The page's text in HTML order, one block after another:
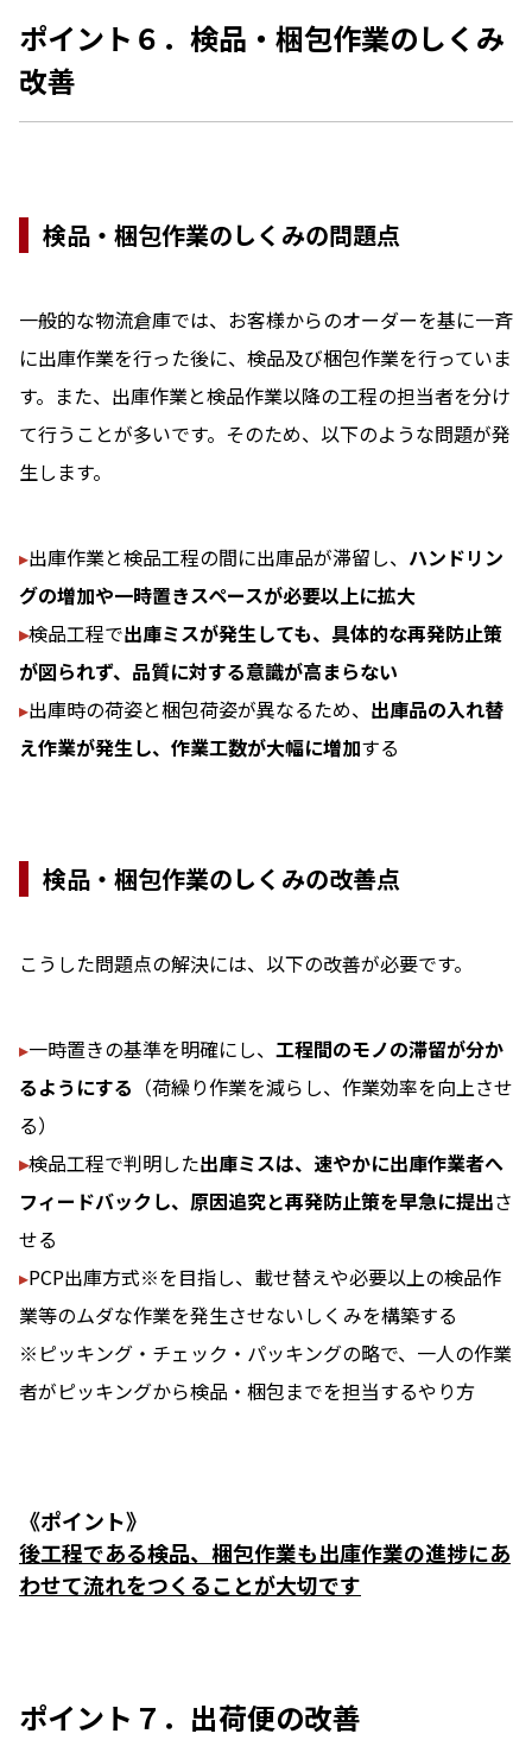
ポイント６．検品・梱包作業のしくみ
改善
検品・梱包作業のしくみの問題点
一般的な物流倉庫では、お客様からのオーダーを基に一斉
に出庫作業を行った後に、検品及び梱包作業を行っていま
す。また、出庫作業と検品作業以降の工程の担当者を分け
て行うことが多いです。そのため、以下のような問題が発
生します。
▸出庫作業と検品工程の間に出庫品が滞留し、 ハンドリン
グの増加や一時置きスペースが必要以上に拡大
▸検品工程で出庫ミスが発生しても、具体的な再発防止策
が図られず、品質に対する意識が高まらない
▸出庫時の荷姿と梱包荷姿が異なるため、 出庫品の入れ替
え作業が発生し、作業工数が大幅に増加する
検品・梱包作業のしくみの改善点
こうした問題点の解決には、以下の改善が必要です。
▸一時置きの基準を明確にし、 工程間のモノの滞留が分か
るようにする （荷繰り作業を減らし、作業効率を向上させ
る）
▸検品工程で判明した出庫ミスは、速やかに出庫作業者へ
フィードバックし、原因追究と再発防止策を早急に提出さ
せる
▸PCP出庫方式※を目指し、載せ替えや必要以上の検品作
業等のムダな作業を発生させないしくみを構築する
※ピッキング・チェック・パッキングの略で、一人の作業
者がピッキングから検品・梱包までを担当するやり方
《ポイント》
後工程である検品、梱包作業も出庫作業の進捗にあ
わせて流れをつくることが大切です
ポイント７．出荷便の改善